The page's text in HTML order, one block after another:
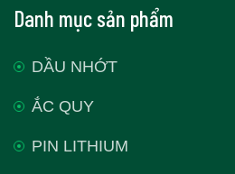
Danh mục sản phẩm
DẦU NHỚT
ẮC QUY
PIN LITHIUM